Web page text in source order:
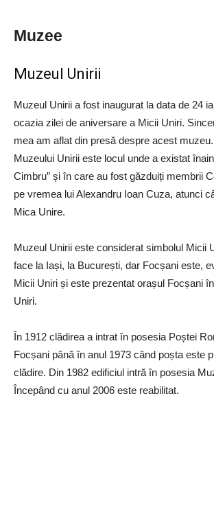
Muzee
Muzeul Unirii
Muzeul Unirii a fost inaugurat la data de 24
ocazia zilei de aniversare a Micii Uniri.
mea am aflat din presă despre acest
Muzeului Unirii este locul unde a existat
Cimbru” și în care au fost găzduiți membrii
pe vremea lui Alexandru Ioan Cuza, atunci
Mica Unire.
Muzeul Unirii este considerat simbolul Micii
face la Iași, la București, dar Focșani este,
Micii Uniri și este prezentat orașul Focșani
Uniri.
În 1912 clădirea a intrat în posesia Poștei
Focșani până în anul 1973 când poșta este
clădire. Din 1982 edificiul intră în posesia
Începând cu anul 2006 este reabilitat.